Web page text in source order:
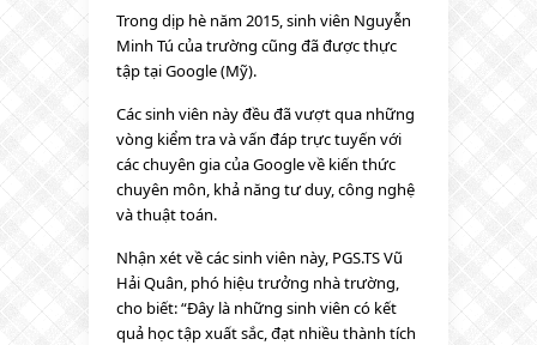
Trong dịp hè năm 2015, sinh viên Nguyễn
Minh Tú của trường cũng đã được thực
tập tại Google (Mỹ).
Các sinh viên này đều đã vượt qua những
vòng kiểm tra và vấn đáp trực tuyến với
các chuyên gia của Google về kiến thức
chuyên môn, khả năng tư duy, công nghệ
và thuật toán.
Nhận xét về các sinh viên này, PGS.TS Vũ
Hải Quân, phó hiệu trưởng nhà trường,
cho biết: “Đây là những sinh viên có kết
quả học tập xuất sắc, đạt nhiều thành tích